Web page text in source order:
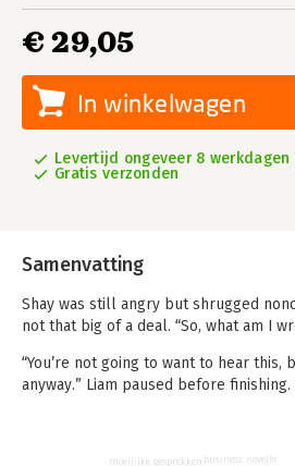
€ 29,05
In winkelwagen
Levertijd ongeveer 8 werkdagen
Gratis verzonden
Samenvatting
Shay was still angry but shrugged
not that big of a deal. “So, what am I
“You’re not going to want to hear this,
anyway.” Liam paused before
moeilijke gesprekken business novelle